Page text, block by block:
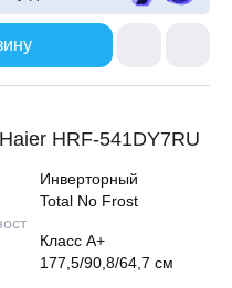
HRF-541DY7RU
Инверторный
Total No Frost
Класс A+
177,5/90,8/64,7 см